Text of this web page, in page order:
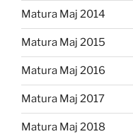
Matura Maj 2014
Matura Maj 2015
Matura Maj 2016
Matura Maj 2017
Matura Maj 2018